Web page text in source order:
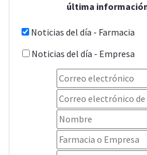
última
Noticias del día - Farmacia
Noticias del día - Empresa